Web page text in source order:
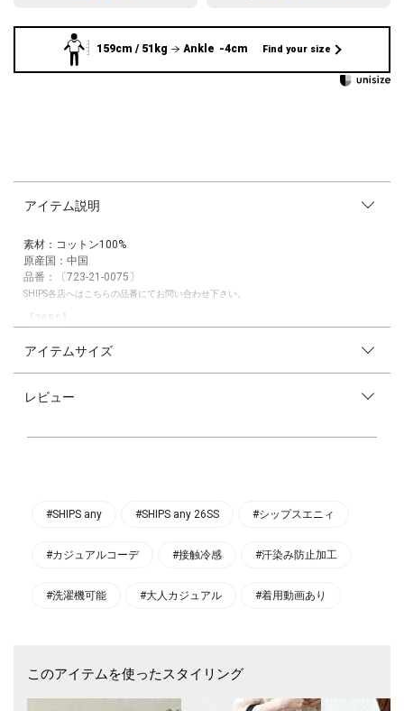
159cm / 51kg Ankle -4cm Find your size
アイテム説明
素材：コットン100%
原産国：中国
品番：〔723-21-0075〕
SHIPS各店へはこちらの品番にてお問い合わせ下さい。
暑い時期に嬉しい「汗染み防止加工」「接触冷感」機能付きのPREVENT
〈デザインポイント〉
程よくストレッチ性のある生地なので、肉感を拾いすぎずタイトでも抵抗
〈生地・素材のポイント〉
汗染み防止加工を施しており、裏面から汗を吸収しつつ、表面には染み出
ボリュームのあるトップスと合わせていただくと、今年らしいバランスの
アイテムサイズ
レビュー
#SHIPS any #SHIPS any 26SS #シップスエニィ
#カジュアルコーデ #接触冷感 #汗染み防止加工
#洗濯機可能 #大人カジュアル #着用動画あり
このアイテムを使ったスタイリング